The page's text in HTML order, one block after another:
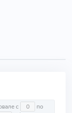
На интервале с по